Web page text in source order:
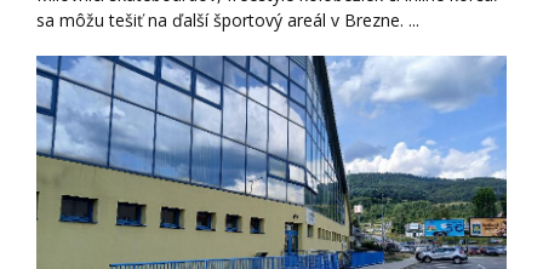
sa môžu tešiť na ďalší športový areál v Brezne. ...